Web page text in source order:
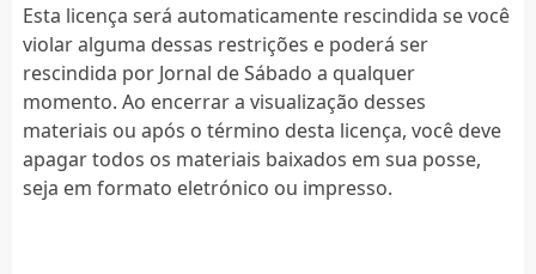
Esta licença será automaticamente rescindida se você
violar alguma dessas restrições e poderá ser
rescindida por Jornal de Sábado a qualquer
momento. Ao encerrar a visualização desses
materiais ou após o término desta licença, você deve
apagar todos os materiais baixados em sua posse,
seja em formato eletrónico ou impresso.